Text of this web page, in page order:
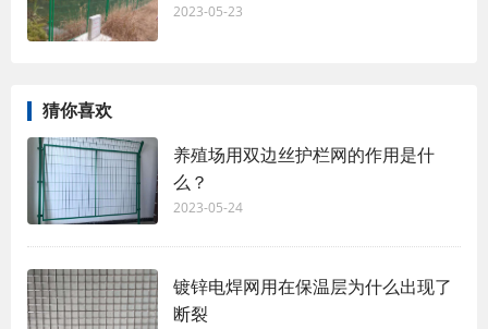
2023-05-23
猜你喜欢
养殖场用双边丝护栏网的作用是什
么？
2023-05-24
镀锌电焊网用在保温层为什么出现了
断裂